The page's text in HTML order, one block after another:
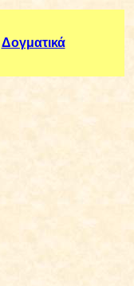
Δογματικά